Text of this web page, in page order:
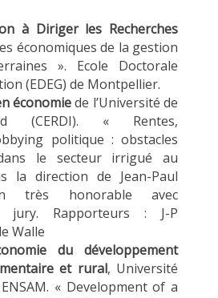
à Diriger les Recherches
économiques de la gestion
». Ecole Doctorale
(EDEG) de Montpellier.
économiede l’Université de
(CERDI). « Rentes,
politique : obstacles
le secteur irrigué au
la direction de Jean-Paul
très honorable avec
jury. Rapporteurs : J-P
Walle
du développement
et rural, Université
« Development of a